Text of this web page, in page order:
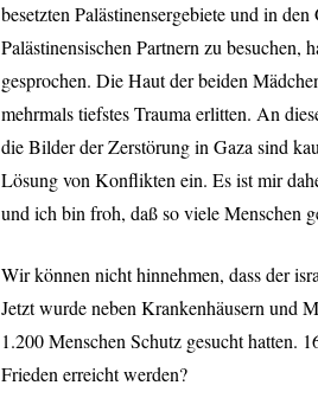
besetzten Palästinensergebiete und in
Palästinensischen Partnern zu
gesprochen. Die Haut der beiden
mehrmals tiefstes Trauma erlitten. An
die Bilder der Zerstörung in Gaza sind
Lösung von Konflikten ein. Es ist mir
und ich bin froh, daß so viele Menschen
Wir können nicht hinnehmen, dass der
Jetzt wurde neben Krankenhäusern und
1.200 Menschen Schutz gesucht hatten.
Frieden erreicht werden?